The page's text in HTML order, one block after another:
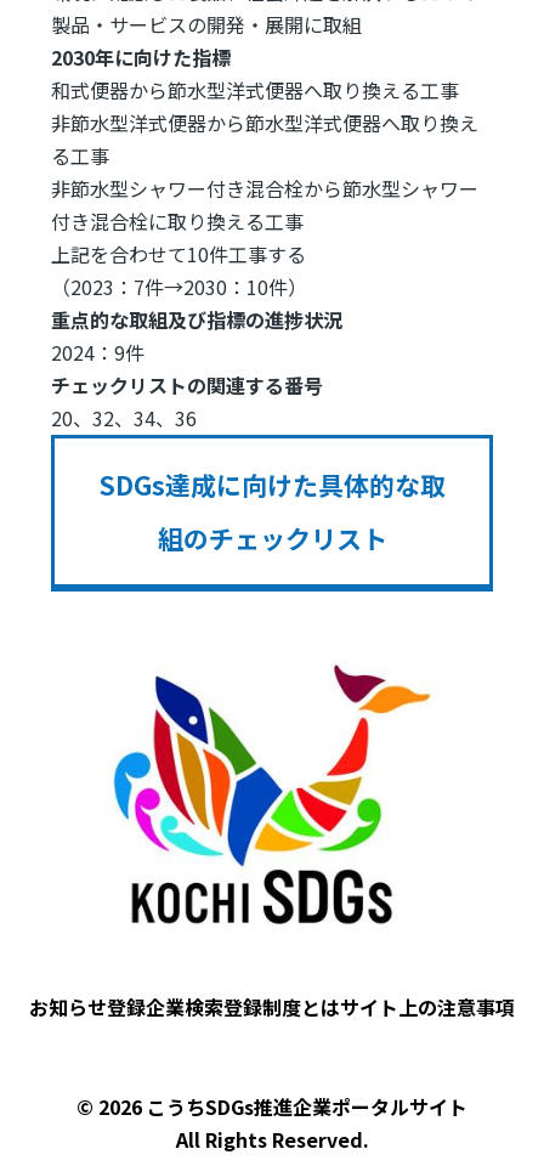
製品・サービスの開発・展開に取組
2030年に向けた指標
和式便器から節水型洋式便器へ取り換える工事
非節水型洋式便器から節水型洋式便器へ取り換え
る工事
非節水型シャワー付き混合栓から節水型シャワー
付き混合栓に取り換える工事
上記を合わせて10件工事する
（2023：7件→2030：10件）
重点的な取組及び指標の進捗状況
2024：9件
チェックリストの関連する番号
20、32、34、36
SDGs達成に向けた具体的な取
組のチェックリスト
お知らせ登録企業検索登録制度とはサイト上の注意事項
© 2026 こうちSDGs推進企業ポータルサイト
All Rights Reserved.